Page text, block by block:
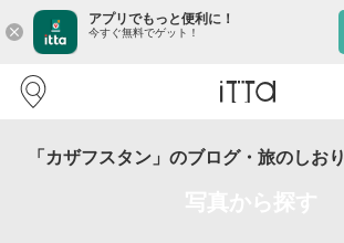
close
アプリでもっと便利に！
今すぐ無料でゲット！
「カザフスタン」のブログ・旅のしおり